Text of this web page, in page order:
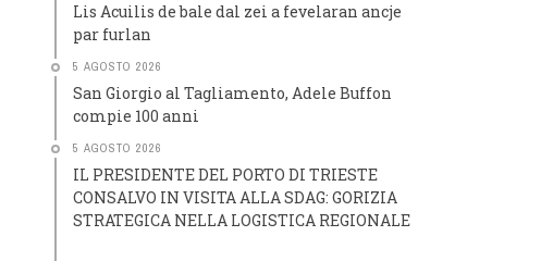
Lis Acuilis de bale dal zei a fevelaran ancje
par furlan
5 AGOSTO 2026
San Giorgio al Tagliamento, Adele Buffon
compie 100 anni
5 AGOSTO 2026
IL PRESIDENTE DEL PORTO DI TRIESTE
CONSALVO IN VISITA ALLA SDAG: GORIZIA
STRATEGICA NELLA LOGISTICA REGIONALE